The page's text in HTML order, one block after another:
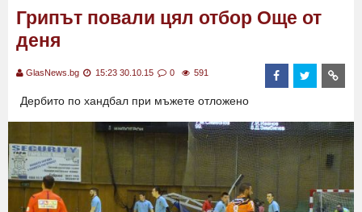
Грипът повали цял отбор Още от
деня
GlasNews.bg 15:23 30.10.15 0 591
Дербито по хандбал при мъжете отложено